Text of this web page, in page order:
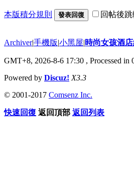
本版積分規則 發表回復 回帖後
Archiver|手機版|小黑屋|時尚女孩酒
GMT+8, 2026-8-6 17:30 , Processed in
Powered by Discuz! X3.3
© 2001-2017 Comsenz Inc.
快速回復 返回頂部 返回列表